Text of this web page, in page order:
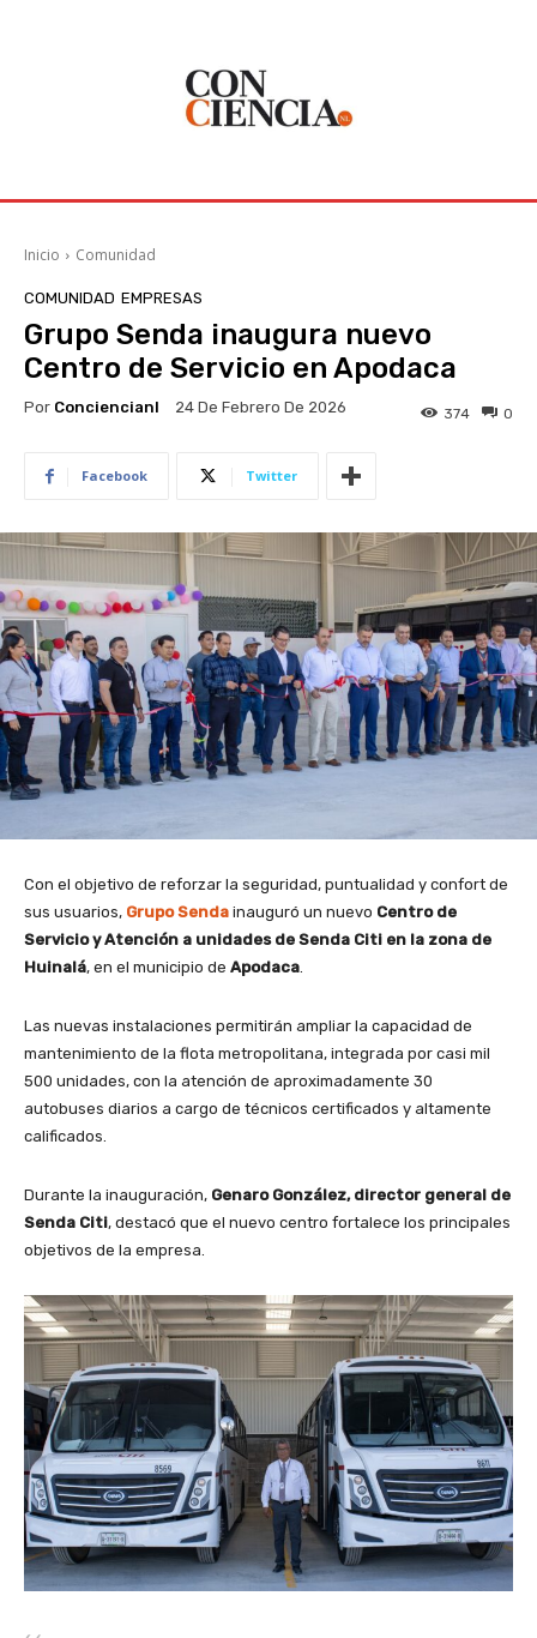
Inicio Comunidad
COMUNIDAD EMPRESAS
Grupo Senda inaugura nuevo
Centro de Servicio en Apodaca
Por Conciencianl 24 De Febrero De 2026 0
374
Facebook Twitter
Con el objetivo de reforzar la seguridad, puntualidad y confort de
sus usuarios, Grupo Senda inauguró un nuevo Centro de
Servicio y Atención a unidades de Senda Citi en la zona de
Huinalá, en el municipio de Apodaca.
Las nuevas instalaciones permitirán ampliar la capacidad de
mantenimiento de la flota metropolitana, integrada por casi mil
500 unidades, con la atención de aproximadamente 30
autobuses diarios a cargo de técnicos certificados y altamente
calificados.
Durante la inauguración, Genaro González, director general de
Senda Citi, destacó que el nuevo centro fortalece los principales
objetivos de la empresa.